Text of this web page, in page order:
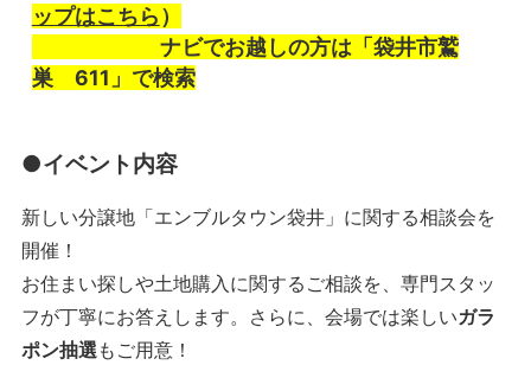
ップはこちら）
ナビでお越しの方は「袋井市鷲
巣 611」で検索
●イベント内容
新しい分譲地「エンブルタウン袋井」に関する相談会を
開催！
お住まい探しや土地購入に関するご相談を、専門スタッ
フが丁寧にお答えします。さらに、会場では楽しいガラ
ポン抽選もご用意！